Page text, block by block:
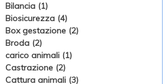
Bilancia (1)
Biosicurezza (4)
Box gestazione (2)
Broda (2)
carico animali (1)
Castrazione (2)
Cattura animali (3)